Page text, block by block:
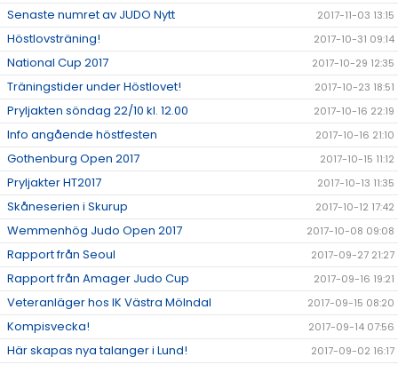
Senaste numret av JUDO Nytt 2017-11-03 13:15
Höstlovsträning! 2017-10-31 09:14
National Cup 2017 2017-10-29 12:35
Träningstider under Höstlovet! 2017-10-23 18:51
Pryljakten söndag 22/10 kl. 12.00 2017-10-16 22:19
Info angående höstfesten 2017-10-16 21:10
Gothenburg Open 2017 2017-10-15 11:12
Pryljakter HT2017 2017-10-13 11:35
Skåneserien i Skurup 2017-10-12 17:42
Wemmenhög Judo Open 2017 2017-10-08 09:08
Rapport från Seoul 2017-09-27 21:27
Rapport från Amager Judo Cup 2017-09-16 19:21
Veteranläger hos IK Västra Mölndal 2017-09-15 08:20
Kompisvecka! 2017-09-14 07:56
Här skapas nya talanger i Lund! 2017-09-02 16:17